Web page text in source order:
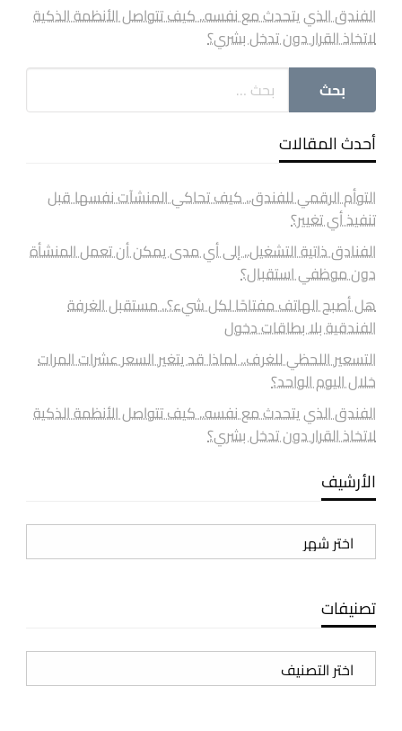
الفندق الذي يتحدث مع نفسه.. كيف تتواصل الأنظمة الذكية
لاتخاذ القرار دون تدخل بشري؟
أحدث المقالات
التوأم الرقمي للفندق.. كيف تحاكي المنشآت نفسها قبل
تنفيذ أي تغيير؟
الفنادق ذاتية التشغيل.. إلى أي مدى يمكن أن تعمل المنشأة
دون موظفي استقبال؟
هل أصبح الهاتف مفتاحًا لكل شيء؟.. مستقبل الغرفة
الفندقية بلا بطاقات دخول
التسعير اللحظي للغرف.. لماذا قد يتغير السعر عشرات المرات
خلال اليوم الواحد؟
الفندق الذي يتحدث مع نفسه.. كيف تتواصل الأنظمة الذكية
لاتخاذ القرار دون تدخل بشري؟
الأرشيف
الأرشيف
تصنيفات
تصنيفات